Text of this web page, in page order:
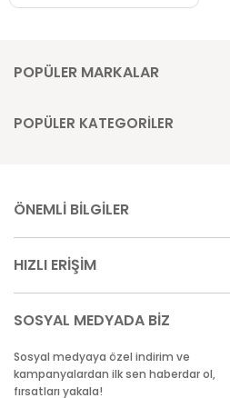
POPÜLER MARKALAR
POPÜLER KATEGORİLER
ÖNEMLİ BİLGİLER
HIZLI ERİŞİM
SOSYAL MEDYADA BİZ
Sosyal medyaya özel indirim ve
kampanyalardan ilk sen haberdar ol,
fırsatları yakala!